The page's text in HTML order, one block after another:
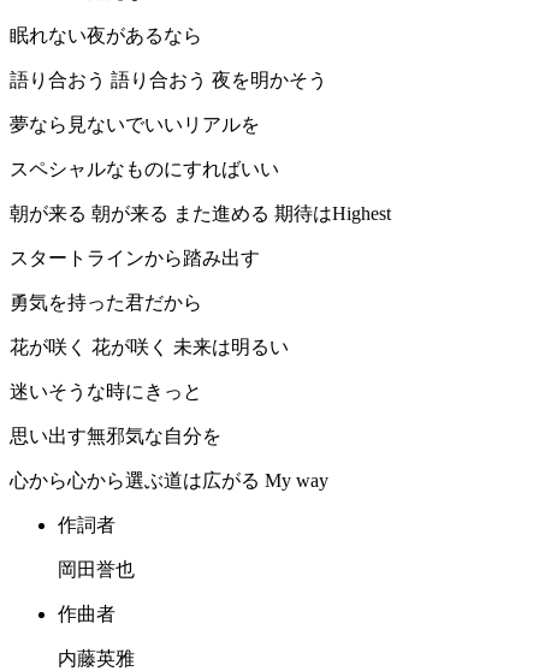
眠れない夜があるなら
語り合おう 語り合おう 夜を明かそう
夢なら見ないでいいリアルを
スペシャルなものにすればいい
朝が来る 朝が来る また進める 期待はHighest
スタートラインから踏み出す
勇気を持った君だから
花が咲く 花が咲く 未来は明るい
迷いそうな時にきっと
思い出す無邪気な自分を
心から心から選ぶ道は広がる My way
作詞者
岡田誉也
作曲者
内藤英雅